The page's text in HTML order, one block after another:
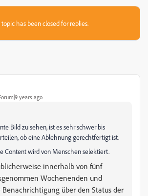
topic has been closed for replies.
years ago
Bild zu sehen, ist es sehr schwer bis
ob eine Ablehnung gerechtfertigt ist.
Content wird von Menschen selektiert.
innerhalb von fünf
Wochenenden und
über den Status der